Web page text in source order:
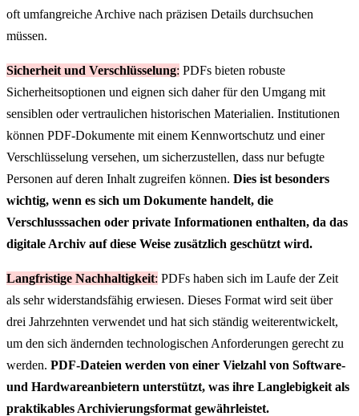
oft umfangreiche Archive nach präzisen Details durchsuchen
müssen.
Sicherheit und Verschlüsselung: PDFs bieten robuste
Sicherheitsoptionen und eignen sich daher für den Umgang mit
sensiblen oder vertraulichen historischen Materialien. Institutionen
können PDF-Dokumente mit einem Kennwortschutz und einer
Verschlüsselung versehen, um sicherzustellen, dass nur befugte
Personen auf deren Inhalt zugreifen können. Dies ist besonders
wichtig, wenn es sich um Dokumente handelt, die
Verschlusssachen oder private Informationen enthalten, da das
digitale Archiv auf diese Weise zusätzlich geschützt wird.
Langfristige Nachhaltigkeit: PDFs haben sich im Laufe der Zeit
als sehr widerstandsfähig erwiesen. Dieses Format wird seit über
drei Jahrzehnten verwendet und hat sich ständig weiterentwickelt,
um den sich ändernden technologischen Anforderungen gerecht zu
werden. PDF-Dateien werden von einer Vielzahl von Software-
und Hardwareanbietern unterstützt, was ihre Langlebigkeit als
praktikables Archivierungsformat gewährleistet.